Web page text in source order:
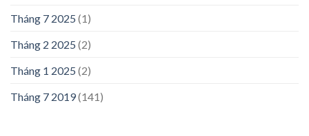
Tháng 7 2025 (1)
Tháng 2 2025 (2)
Tháng 1 2025 (2)
Tháng 7 2019(141)